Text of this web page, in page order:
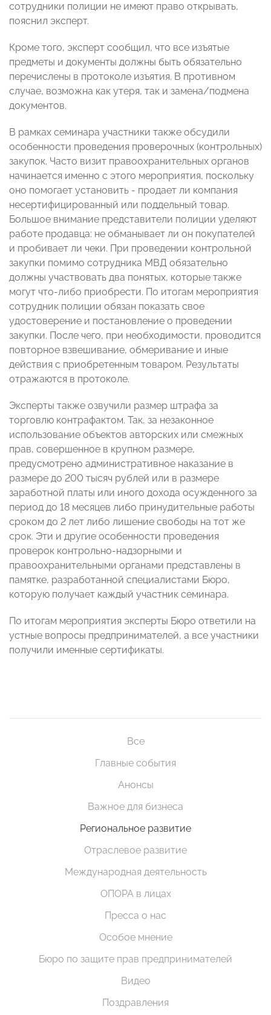
сотрудники полиции не имеют право открывать,
пояснил эксперт.
Кроме того, эксперт сообщил, что все изъятые
предметы и документы должны быть обязательно
перечислены в протоколе изъятия. В противном
случае, возможна как утеря, так и замена/подмена
документов.
В рамках семинара участники также обсудили
особенности проведения проверочных (контрольных)
закупок. Часто визит правоохранительных органов
начинается именно с этого мероприятия, поскольку
оно помогает установить - продает ли компания
несертифицированный или поддельный товар.
Большое внимание представители полиции уделяют
работе продавца: не обманывает ли он покупателей
и пробивает ли чеки. При проведении контрольной
закупки помимо сотрудника МВД обязательно
должны участвовать два понятых, которые также
могут что-либо приобрести. По итогам мероприятия
сотрудник полиции обязан показать свое
удостоверение и постановление о проведении
закупки. После чего, при необходимости, проводится
повторное взвешивание, обмеривание и иные
действия с приобретенным товаром. Результаты
отражаются в протоколе.
Эксперты также озвучили размер штрафа за
торговлю контрафактом. Так, за незаконное
использование объектов авторских или смежных
прав, совершенное в крупном размере,
предусмотрено административное наказание в
размере до 200 тысяч рублей или в размере
заработной платы или иного дохода осужденного за
период до 18 месяцев либо принудительные работы
сроком до 2 лет либо лишение свободы на тот же
срок. Эти и другие особенности проведения
проверок контрольно-надзорными и
правоохранительными органами представлены в
памятке, разработанной специалистами Бюро,
которую получает каждый участник семинара.
По итогам мероприятия эксперты Бюро ответили на
устные вопросы предпринимателей, а все участники
получили именные сертификаты.
Все
Главные события
Анонсы
Важное для бизнеса
Региональное развитие
Отраслевое развитие
Международная деятельность
ОПОРА в лицах
Пресса о нас
Особое мнение
Бюро по защите прав предпринимателей
Видео
Поздравления